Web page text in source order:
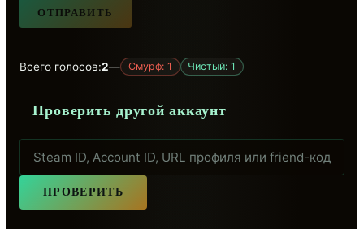
ОТПРАВИТЬ
Всего голосов:2— Смурф: 1 Чистый: 1
Проверить другой аккаунт
ПРОВЕРИТЬ